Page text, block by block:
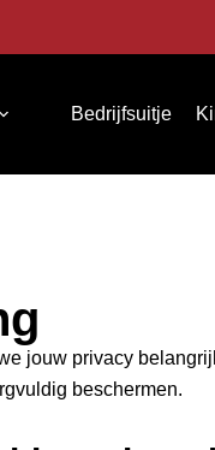
Bedrijfsuitje
jouw privacy
beschermen.